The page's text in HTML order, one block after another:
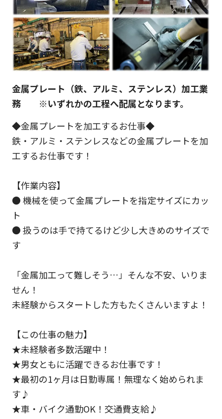
金属プレート（鉄、アルミ、ステンレス）加工業
務 ※いずれかの工程へ配属となります。
◆金属プレートを加工するお仕事◆
鉄・アルミ・ステンレスなどの金属プレートを加
工するお仕事です！
【作業内容】
● 機械を使って金属プレートを指定サイズにカッ
ト
● 扱うのは手で持てるけど少し大きめのサイズで
す
「金属加工って難しそう…」そんな不安、いりま
せん！
未経験からスタートした方もたくさんいますよ！
【この仕事の魅力】
★未経験者多数活躍中！
★男女ともに活躍できるお仕事です！
★最初の1ヶ月は日勤専属！無理なく始められま
す♪
★車・バイク通勤OK！交通費支給♪